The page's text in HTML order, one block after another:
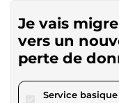
Je vais
vers un
perte de
Service basique